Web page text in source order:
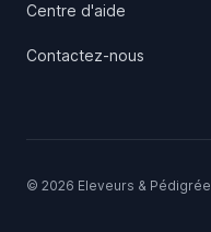
Centre d'aide
Contactez-nous
© 2026 Eleveurs & Pédigrée